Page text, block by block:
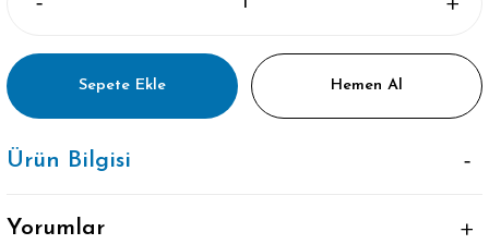
Sepete Ekle Hemen Al
Ürün Bilgisi
Yorumlar